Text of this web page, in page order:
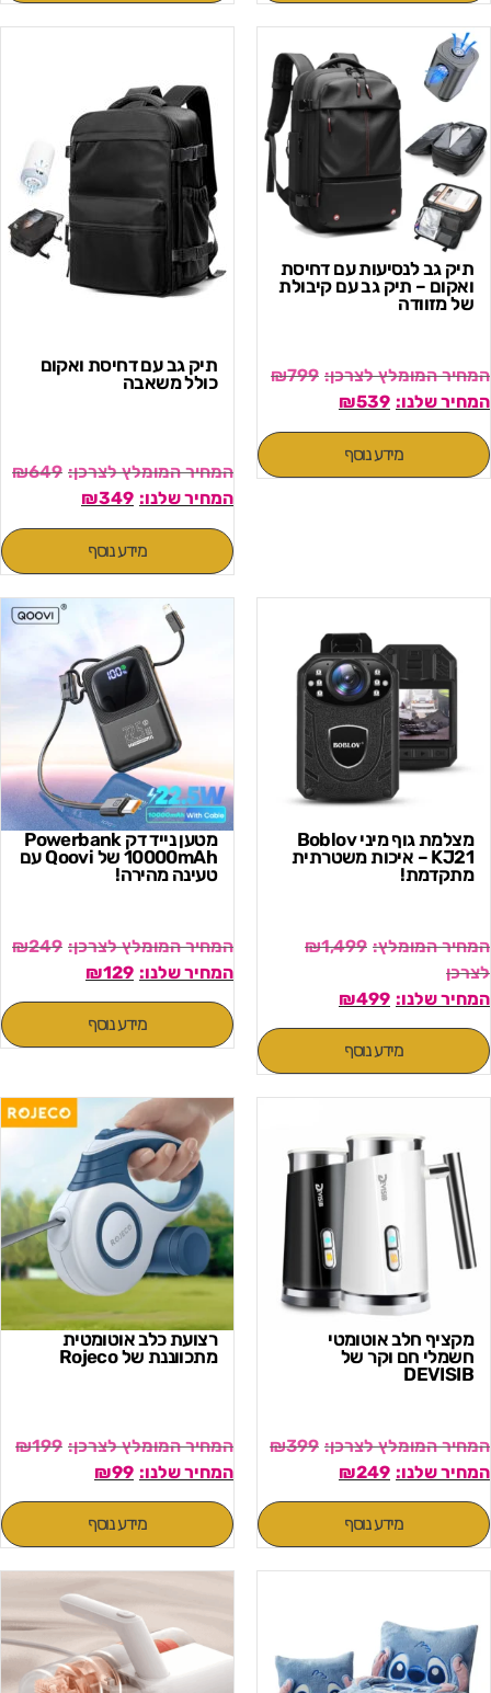
תיק גב לנסיעות עם דחיסת
ואקום – תיק גב עם קיבולת
של מזוודה
₪799
₪539
מידע נוסף
תיק גב עם דחיסת ואקום
כולל משאבה
₪649
₪349
מידע נוסף
מצלמת גוף מיני Boblov
KJ21 – איכות משטרתית
מתקדמת!
₪1,499
₪499
מידע נוסף
מטען נייד דק Powerbank
10000mAh של Qoovi עם
טעינה מהירה!
₪249
₪129
מידע נוסף
מקציף חלב אוטומטי
חשמלי חם וקר של
DEVISIB
₪399
₪249
מידע נוסף
רצועת כלב אוטומטית
מתכווננת של Rojeco
₪199
₪99
מידע נוסף